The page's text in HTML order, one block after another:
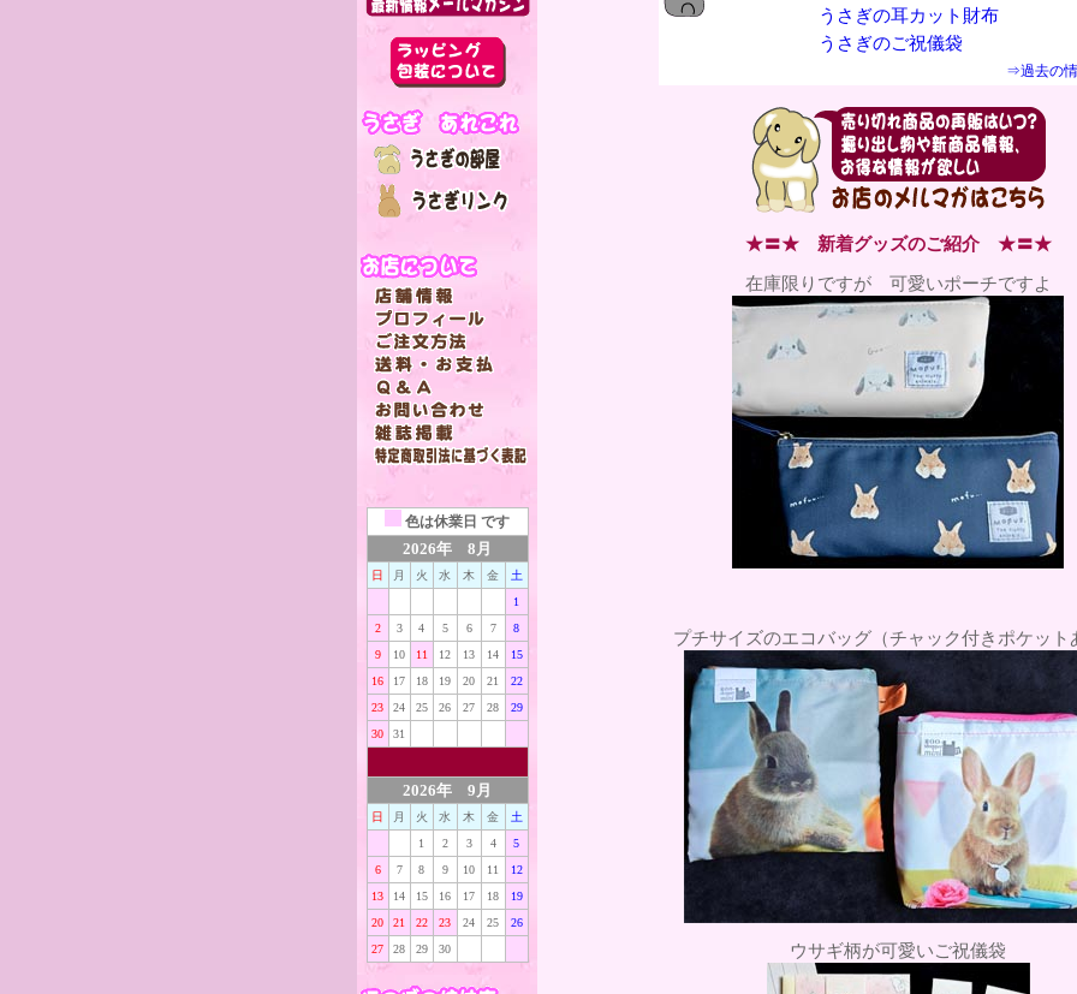
色は休業日 です
2026年 8月
日 月 火 水 木 金
土
1
2
3 4 5 6 7
8
9
10 11 12 13 14
15
16
17 18 19 20 21
22
23
24 25 26 27 28
29
30
31
2026年 9月
日 月 火 水 木 金
土
1
2 3 4
5
6
7 8 9 10 11
12
13
14 15 16 17 18
19
20
21 22 23 24 25
26
27
28 29 30
うさぎの耳カット財布
うさぎのご祝儀袋
⇒過去の
★〓★ 新着グッズのご紹介 ★〓★
在庫限りですが 可愛いポーチですよ
プチサイズのエコバッグ（チャック付きポケット
ウサギ柄が可愛いご祝儀袋